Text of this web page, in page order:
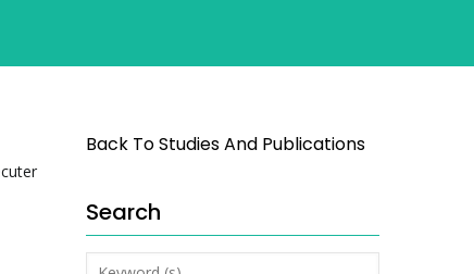
Back To Studies And Publications
Search
Keyword